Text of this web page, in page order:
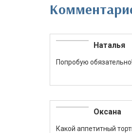
Наталья
Попробую обязательно!
Оксана
Какой аппетитный